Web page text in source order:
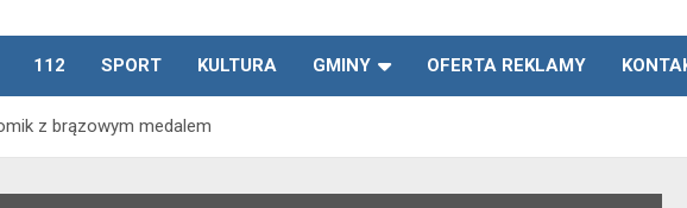
Przegląd Brzeski –
wiadomości Brzeg
Brzeg24
112 SPORT KULTURA GMINY OFERTA REKLAMY
z brązowym medalem